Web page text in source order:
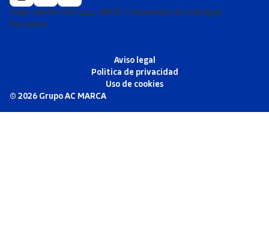
Avda. Carrilet 293-297, 08907, L'Hospitalet de Llobregat,
Barcelona
Aviso legal
Politica de privacidad
Uso de cookies
© 2026 Grupo AC MARCA